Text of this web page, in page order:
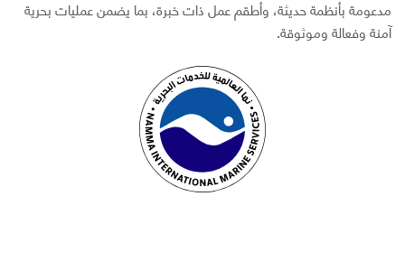
بأنظمة حديثة، وأطقم عمل ذات خبرة، بما يضمن عمليات بحرية
وفعالة وموثوقة.